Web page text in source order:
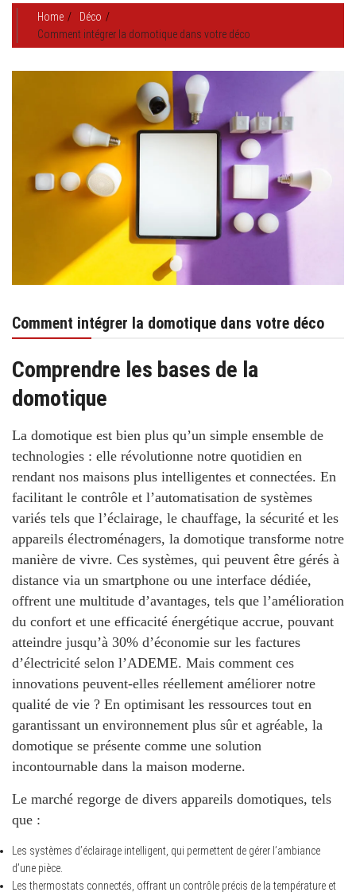
Home
Déco
Comment intégrer la domotique dans votre déco
Comment intégrer la domotique dans votre déco
Comprendre les bases de la
domotique
La domotique est bien plus qu’un simple ensemble de
technologies : elle révolutionne notre quotidien en
rendant nos maisons plus intelligentes et connectées. En
facilitant le contrôle et l’automatisation de systèmes
variés tels que l’éclairage, le chauffage, la sécurité et les
appareils électroménagers, la domotique transforme notre
manière de vivre. Ces systèmes, qui peuvent être gérés à
distance via un smartphone ou une interface dédiée,
offrent une multitude d’avantages, tels que l’amélioration
du confort et une efficacité énergétique accrue, pouvant
atteindre jusqu’à 30% d’économie sur les factures
d’électricité selon l’ADEME. Mais comment ces
innovations peuvent-elles réellement améliorer notre
qualité de vie ? En optimisant les ressources tout en
garantissant un environnement plus sûr et agréable, la
domotique se présente comme une solution
incontournable dans la maison moderne.
Le marché regorge de divers appareils domotiques, tels
que :
Les systèmes d’éclairage intelligent, qui permettent de gérer l’ambiance
d’une pièce.
Les thermostats connectés, offrant un contrôle précis de la température et